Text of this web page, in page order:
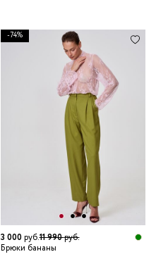
-74%
3 000руб.11 990руб.
Брюки бананы